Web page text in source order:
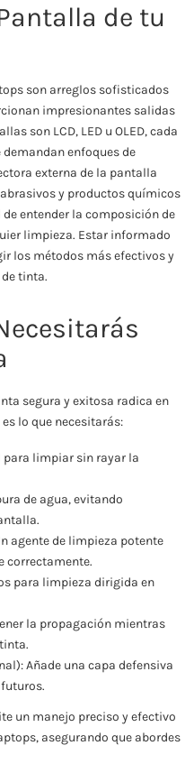
de tu
son arreglos sofisticados
impresionantes salidas
son LCD, LED u OLED, cada
enfoques de
externa de la pantalla
y productos químicos
entender la composición de
limpieza. Estar informado
los métodos más efectivos y
tinta.
segura y exitosa radica en
lo que necesitarás:
para limpiar sin rayar la
de agua, evitando
agente de limpieza potente
correctamente.
para limpieza dirigida en
la propagación mientras
Añade una capa defensiva
un manejo preciso y efectivo
asegurando que abordes